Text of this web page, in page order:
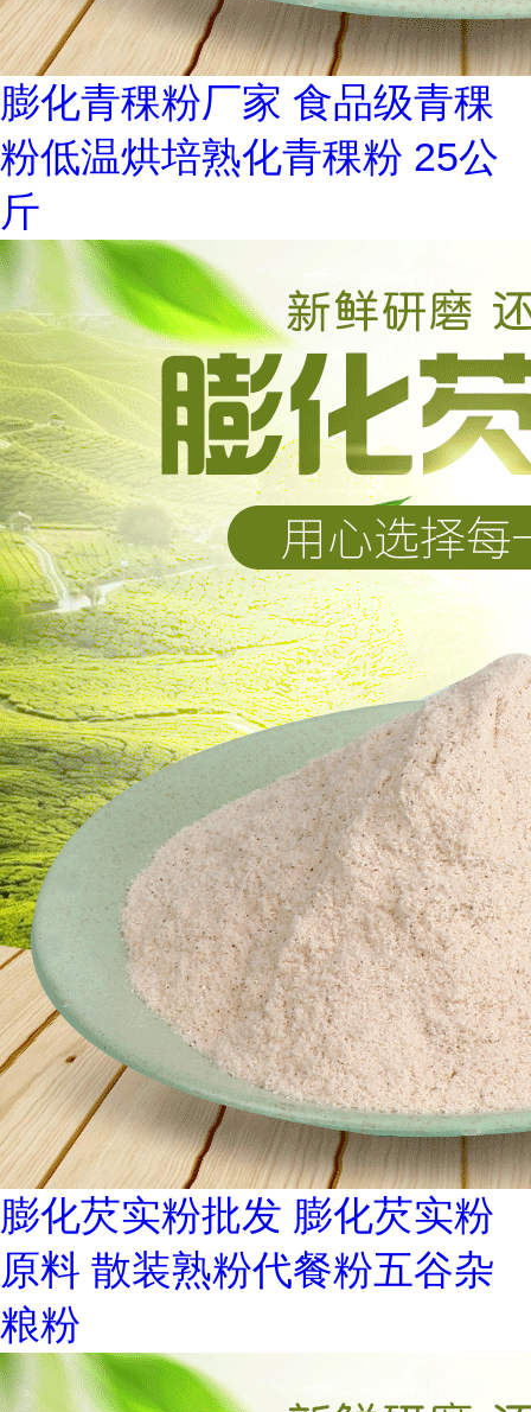
膨化青稞粉厂家 食品级青稞
粉低温烘培熟化青稞粉 25公
斤
膨化芡实粉批发 膨化芡实粉
原料 散装熟粉代餐粉五谷杂
粮粉